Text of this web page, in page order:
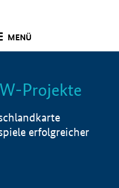
MENÜ
Info
Projekte
erfolgreicher